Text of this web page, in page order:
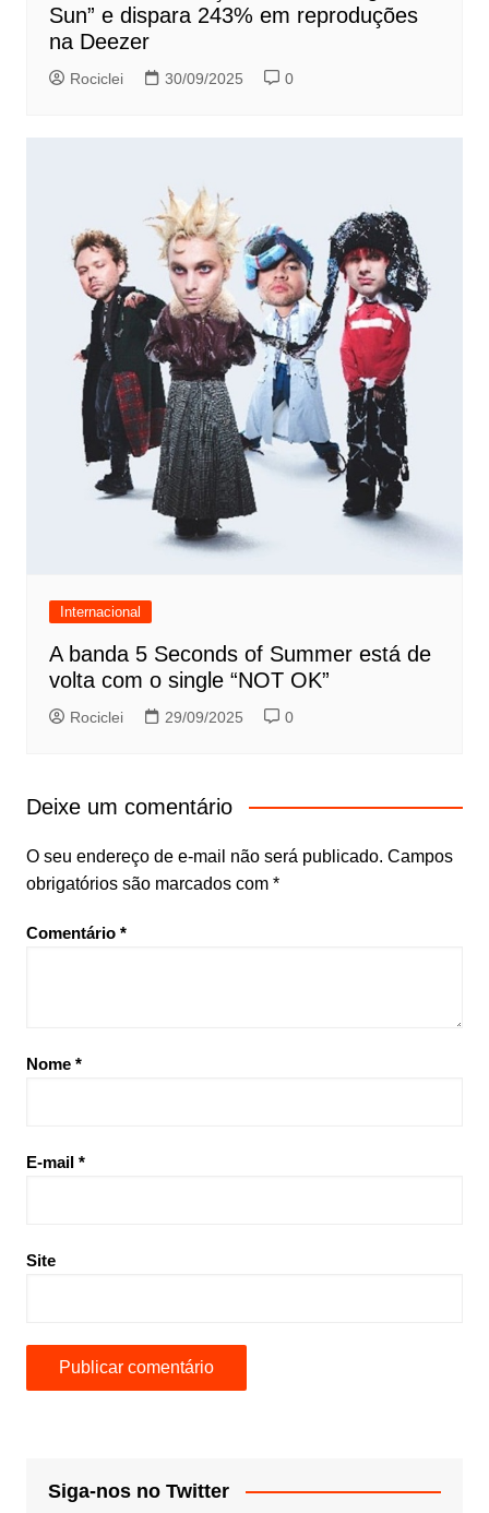
Sun” e dispara 243% em reproduções
na Deezer
Rociclei 30/09/2025 0
Internacional
A banda 5 Seconds of Summer está de
volta com o single “NOT OK”
Rociclei 29/09/2025 0
Deixe um comentário
O seu endereço de e-mail não será publicado. Campos
obrigatórios são marcados com *
Comentário *
Nome *
E-mail *
Site
Siga-nos no Twitter